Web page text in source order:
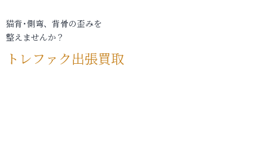
猫背･側弯、背骨の歪みを
整えませんか？
トレファク出張買取